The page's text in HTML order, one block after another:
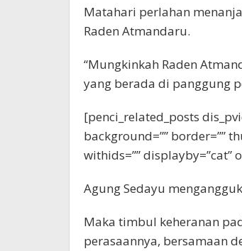
Matahari perlahan
Raden Atmandaru.
“Mungkinkah Raden
yang berada di panggung
[penci_related_posts
background=”” border=””
withids=”” displayby=”cat”
Agung Sedayu
Maka timbul keheranan
perasaannya, bersamaan